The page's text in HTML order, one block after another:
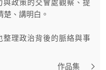
政策的交會處觀察、提
楚、講明白。
理政治背後的脈絡與事
作品集